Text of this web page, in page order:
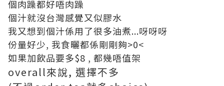
個肉躁都好唔肉躁
個汁就沒台灣感覺又似膠水
我又想到個汁係用了很多油煮...呀呀呀
份量好少, 我食曬都係剛剛夠>0<
如果加飲品要多$8 , 都幾唔值架
overall來說, 選擇不多